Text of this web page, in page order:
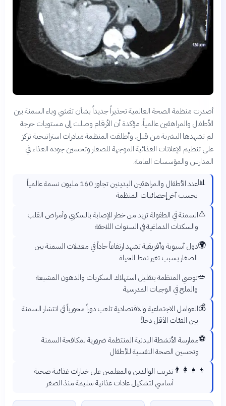
أصدرت منظمة الصحة العالمية تحذيراً جديداً بشأن تفشي وباء السمنة بين
الأطفال والمراهقين عالمياً، مؤكدة أن الأرقام وصلت إلى مستويات حرجة
لم تشهدها البشرية من قبل. وأطلقت المنظمة مبادرات استراتيجية تركز
على تنظيم الإعلانات الغذائية الموجهة للصغار وتحسين جودة الغذاء في
المدارس والمؤسسات العامة.
📊
عدد الأطفال والمراهقين البدينين تجاوز 160 مليون نسمة عالمياً
بحسب آخر إحصائيات المنظمة
⚠️السمنة في الطفولة تزيد من خطر الإصابة بالسكري وأمراض القلب
والسكتات الدماغية في السنوات اللاحقة
🌍دول آسيوية وأفريقية تشهد ارتفاعاً حاداً في معدلات السمنة بين
الصغار بسبب تغير نمط الحياة
🥗توصي المنظمة بتقليل استهلاك السكريات والدهون المشبعة
والملح في الوجبات المدرسية
💰العوامل الاجتماعية والاقتصادية تلعب دوراً محورياً في انتشار السمنة
بين الفئات الأقل دخلاً
⚽ممارسة الأنشطة البدنية المنتظمة ضرورية لمكافحة السمنة
وتحسين الصحة النفسية للأطفال
👨‍👩‍👧‍👦تدريب الوالدين والمعلمين على خيارات غذائية صحية
أساسي لتشكيل عادات غذائية سليمة منذ الصغر